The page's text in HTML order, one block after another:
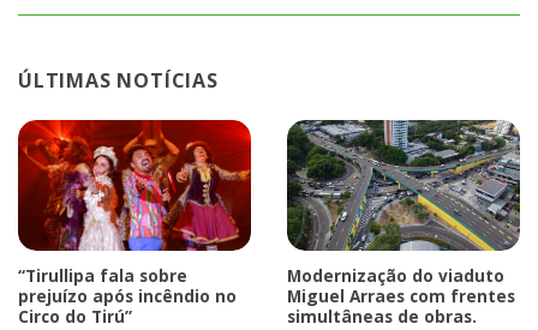
ÚLTIMAS NOTÍCIAS
“Tirullipa fala sobre
prejuízo após incêndio no
Circo do Tirú”
Modernização do viaduto
Miguel Arraes com frentes
simultâneas de obras.